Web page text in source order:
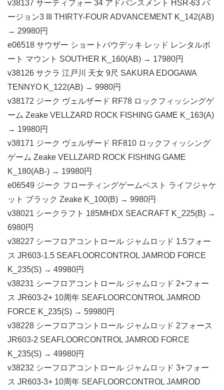
v38137 サーティフォー 34 アドバンスメント HSR-63 バ
ージョン3 III THIRTY-FOUR ADVANCEMENT K_142(AB)
→ 29980円
e06518 サウザー ショートバウデッキ レッド レンタルボ
ート マウント SOUTHER K_160(AB) → 17980円
v38126 サクラ 江戸川 天女 9尺 SAKURA EDOGAWA
TENNYO K_122(AB) → 9980円
v38172 ジーク ヴェルザード RF78 ロックフィッシングゲ
ーム Zeake VELLZARD ROCK FISHING GAME K_163(A)
→ 19980円
v38171 ジーク ヴェルザード RF810 ロックフィッシング
ゲーム Zeake VELLZARD ROCK FISHING GAME
K_180(AB-) → 19980円
e06549 ジーク フローティングゲームベスト ライフジャケ
ット ブラック Zeake K_100(B) → 9980円
v38021 シークラフト 185MHDX SEACRAFT K_225(B) →
6980円
v38227 シーフロアコントロール ジャムロッド 1.5フォー
ス JR603-1.5 SEAFLOORCONTROL JAMROD FORCE
K_235(S) → 49980円
v38231 シーフロアコントロール ジャムロッド 2+フォー
ス JR603-2+ 10周年 SEAFLOORCONTROL JAMROD
FORCE K_235(S) → 59980円
v38228 シーフロアコントロール ジャムロッド 2フォース
JR603-2 SEAFLOORCONTROL JAMROD FORCE
K_235(S) → 49980円
v38232 シーフロアコントロール ジャムロッド 3+フォー
ス JR603-3+ 10周年 SEAFLOORCONTROL JAMROD